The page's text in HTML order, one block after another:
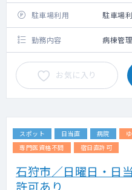
駐車場利用 駐車場
勤務内容 病棟管理
お気に入り
スポット 日当直 病院
専門医資格不問
宿日直許可
石狩市／日曜日・日
許可あり